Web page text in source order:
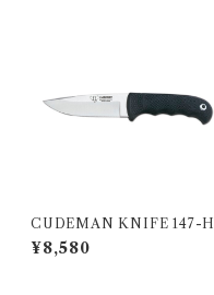
CUDEMAN KNIFE 147-H
¥8,580